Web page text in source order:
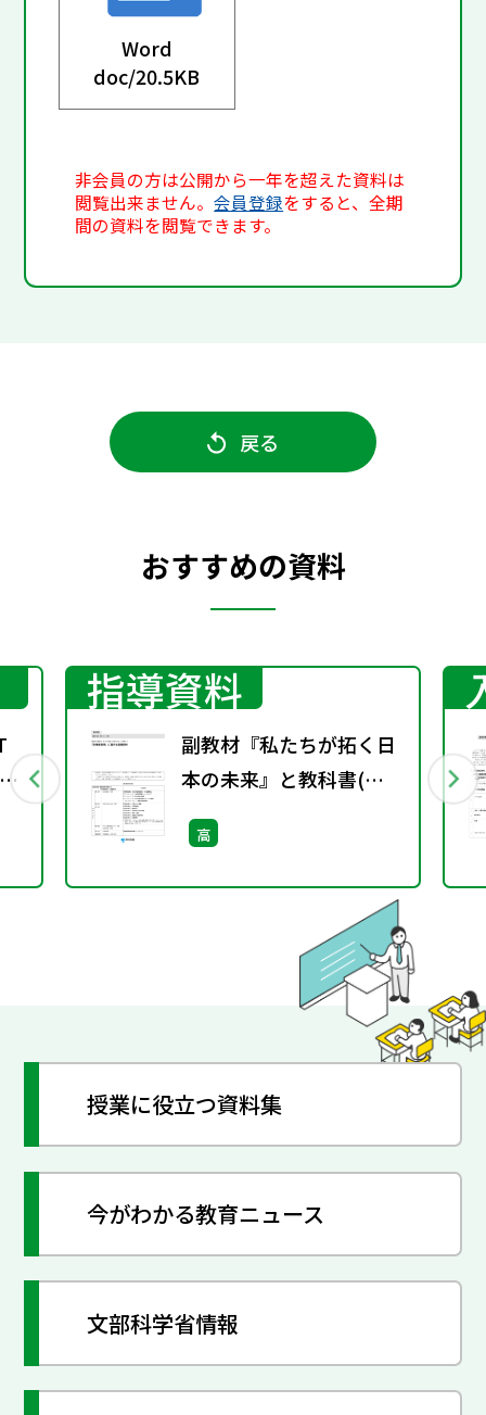
Word
doc/20.5KB
非会員の方は公開から一年を超えた資料は
閲覧出来ません。会員登録をすると、全期
間の資料を閲覧できます。
戻る
おすすめの資料
指導資料
副教材『私たちが拓く日
本の未来』と教科書(現
社313)を用いた「主権者
教育」に関する指導資料
高
授業に役立つ資料集
今がわかる教育ニュース
文部科学省情報